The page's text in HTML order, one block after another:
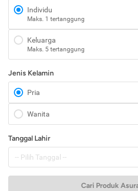
Individu
Maks. 1 tertanggung
Keluarga
Maks. 5 tertanggung
Jenis Kelamin
Pria
Wanita
Tanggal Lahir
Cari Produk